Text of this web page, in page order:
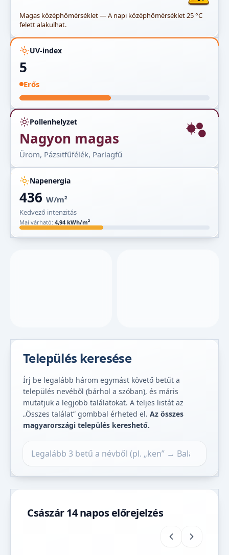
Magas középhőmérséklet — A napi középhőmérséklet 25 °C
felett alakulhat.
UV-index
5
Erős
Pollenhelyzet
Nagyon magas
Üröm, Pázsitfűfélék, Parlagfű
Napenergia
436 W/m²
Kedvező intenzitás
Mai várható: 4,94 kWh/m²
Település keresése
Írj be legalább három egymást követő betűt a
település nevéből (bárhol a szóban), és máris
mutatjuk a legjobb találatokat. A teljes listát az
„Összes találat” gombbal érheted el. Az összes
magyarországi település kereshető.
Császár 14 napos előrejelzés